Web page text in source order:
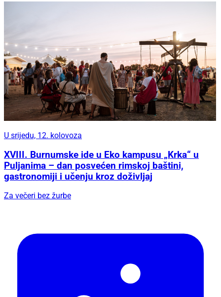
U srijedu, 12. kolovoza
XVIII. Burnumske ide u Eko kampusu „Krka“ u
Puljanima – dan posvećen rimskoj baštini,
gastronomiji i učenju kroz doživljaj
Za večeri bez žurbe